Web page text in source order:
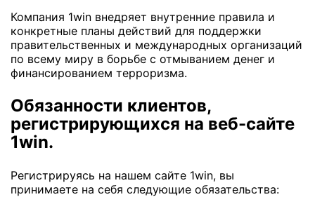
Компания 1win внедряет внутренние правила и
конкретные планы действий для поддержки
правительственных и международных организаций
по всему миру в борьбе с отмыванием денег и
финансированием терроризма.
Обязанности клиентов,
регистрирующихся на веб-сайте
1win.
Регистрируясь на нашем сайте 1win, вы
принимаете на себя следующие обязательства: